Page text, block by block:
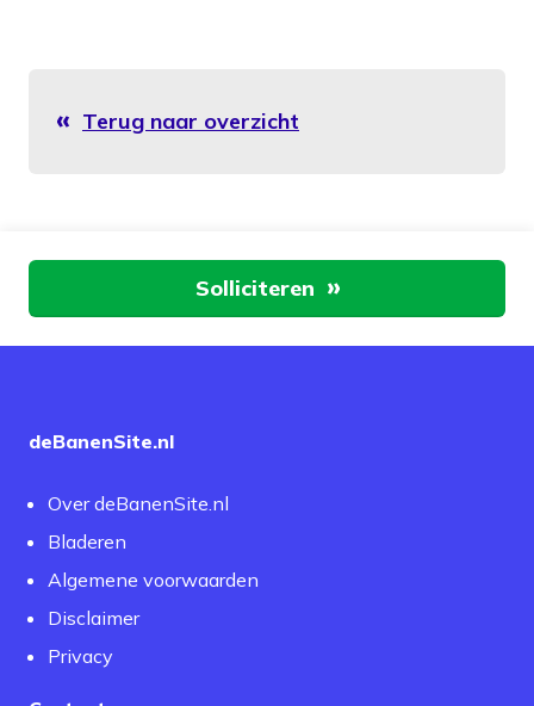
Terug naar overzicht
Aan de slagSolliciteren
deBanenSite.nl
Over deBanenSite.nl
Bladeren
Algemene voorwaarden
Disclaimer
Privacy